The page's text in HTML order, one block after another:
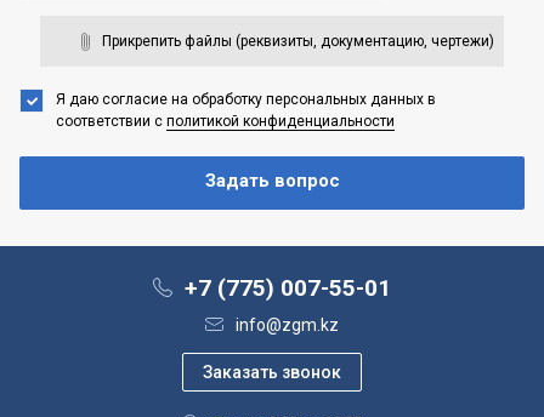
Прикрепить файлы (реквизиты, документацию, чертежи)
Я даю согласие на обработку персональных данных в
соответствии с политикой конфиденциальности
+7 (775) 007-55-01
info@zgm.kz